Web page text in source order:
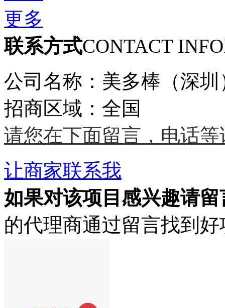
更多
联系方式CONTACT
公司名称：美多棒（深
招商区域：全国
请您在下面留言，电话
让商家联系我
如果对该项目感兴趣请留
的代理商通过留言找到